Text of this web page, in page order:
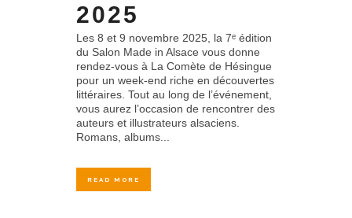
2025
Les 8 et 9 novembre 2025, la 7ᵉ édition
du Salon Made in Alsace vous donne
rendez-vous à La Comète de Hésingue
pour un week-end riche en découvertes
littéraires. Tout au long de l’événement,
vous aurez l’occasion de rencontrer des
auteurs et illustrateurs alsaciens.
Romans, albums...
READ MORE